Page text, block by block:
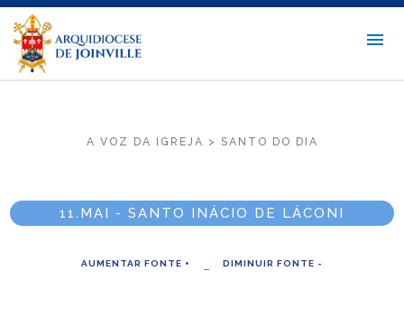
A VOZ DA IGREJA > SANTO DO DIA
11.MAI - SANTO INÁCIO DE LÁCONI
AUMENTAR FONTE + DIMINUIR FONTE -